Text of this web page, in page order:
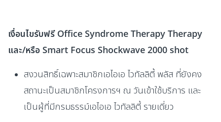
เงื่อนไขรับฟรี Office Syndrome Therapy Therapy
และ/หรือ Smart Focus Shockwave 2000 shot
สงวนสิทธิ์เฉพาะสมาชิกเอไอเอ ไวทัลลิตี้ พลัส ที่ยังคง
สถานะเป็นสมาชิกโครงการฯ ณ วันเข้าใช้บริการ และ
เป็นผู้ที่มีกรมธรรม์เอไอเอ ไวทัลลิตี้ รายเดี่ยว